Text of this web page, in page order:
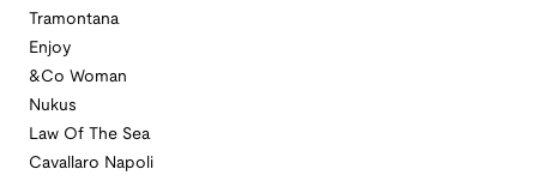
Tramontana
Enjoy
&Co Woman
Nukus
Law Of The Sea
Cavallaro Napoli